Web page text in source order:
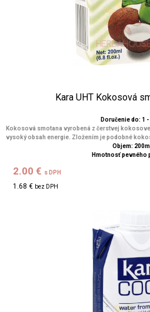
Kara UHT Kokosová
Doručenie do: 1 -
Kokosová smotana vyrobená z čerstvej
vysoký obsah energie. Zložením je podobné
Objem: 200ml
Hmotnosť pevného
2.00 € s DPH
1.68 € bez DPH